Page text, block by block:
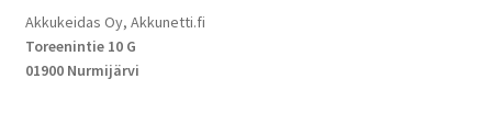
Akkukeidas Oy, Akkunetti.fi
Toreenintie 10 G
01900 Nurmijärvi